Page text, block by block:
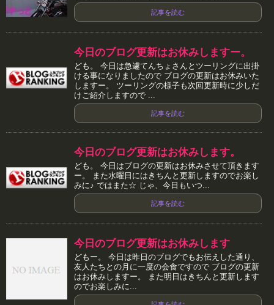
記事を読む
今日のブログ更新はお休みしますー。
ども。 今日は急遽てんちょさんとツーリングに出掛
ける事になりましたので ブログの更新はお休みいた
しますー。 ツーリングの様子も次回更新時に少しだ
けご紹介しますので ...
記事を読む
今日のブログ更新はお休みします。
ども。 今日はブログの更新はお休みさせて頂きます
ー。 また水曜日にはきちんと更新しますのでお楽し
みに♪ ではまた☆ じゃ、今日もいつ...
記事を読む
今日のブログ更新はお休みします
どもー。 今日は昨日のブログでもお伝えした通り、
友人たちとの月に一度の会食ですので ブログの更新
はお休みしますー。 また明日はきちんと更新します
のでお楽しみに...